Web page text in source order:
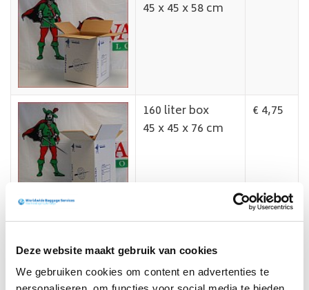
Deze website maakt gebruik van cookies
We gebruiken cookies om content en advertenties te
45 x 45 x 58 cm
160 liter box
45 x 45 x 76 cm
€ 4,75